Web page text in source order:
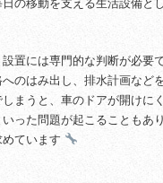
の移動を支える生活設備と
置には専門的な判断が必要
のはみ出し、排水計画など
まうと、車のドアが開けに
った問題が起こることもあ
ています